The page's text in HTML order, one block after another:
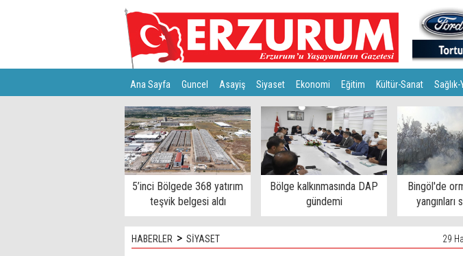
Ana Sayfa Guncel Asayiş Siyaset Ekonomi Eğitim Kültür-Sanat
Türkiye Teknoloji
5’inci Bölgede 368 yatırım
teşvik belgesi aldı
Bölge kalkınmasında DAP
gündemi
Bingöl'de
yangınları
HABERLER > SİYASET 29